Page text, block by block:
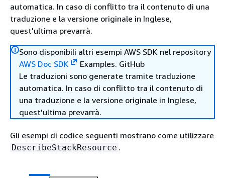
automatica. In caso di conflitto tra il contenuto di una
traduzione e la versione originale in Inglese,
quest'ultima prevarrà.
Sono disponibili altri esempi AWS SDK nel repository
AWS Doc SDK
Examples. GitHub
Le traduzioni sono generate tramite traduzione
automatica. In caso di conflitto tra il contenuto di
una traduzione e la versione originale in Inglese,
quest'ultima prevarrà.
Gli esempi di codice seguenti mostrano come utilizzare
DescribeStackResource .